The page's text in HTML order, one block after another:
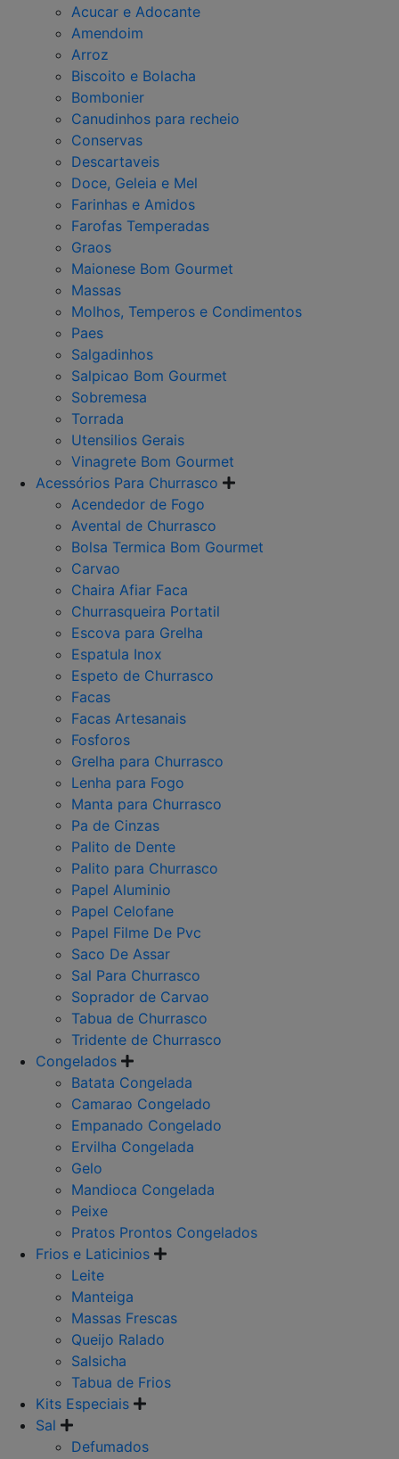
Acucar e Adocante
Amendoim
Arroz
Biscoito e Bolacha
Bombonier
Canudinhos para recheio
Conservas
Descartaveis
Doce, Geleia e Mel
Farinhas e Amidos
Farofas Temperadas
Graos
Maionese Bom Gourmet
Massas
Molhos, Temperos e Condimentos
Paes
Salgadinhos
Salpicao Bom Gourmet
Sobremesa
Torrada
Utensilios Gerais
Vinagrete Bom Gourmet
Acessórios Para Churrasco
Acendedor de Fogo
Avental de Churrasco
Bolsa Termica Bom Gourmet
Carvao
Chaira Afiar Faca
Churrasqueira Portatil
Escova para Grelha
Espatula Inox
Espeto de Churrasco
Facas
Facas Artesanais
Fosforos
Grelha para Churrasco
Lenha para Fogo
Manta para Churrasco
Pa de Cinzas
Palito de Dente
Palito para Churrasco
Papel Aluminio
Papel Celofane
Papel Filme De Pvc
Saco De Assar
Sal Para Churrasco
Soprador de Carvao
Tabua de Churrasco
Tridente de Churrasco
Congelados
Batata Congelada
Camarao Congelado
Empanado Congelado
Ervilha Congelada
Gelo
Mandioca Congelada
Peixe
Pratos Prontos Congelados
Frios e Laticinios
Leite
Manteiga
Massas Frescas
Queijo Ralado
Salsicha
Tabua de Frios
Kits Especiais
Sal
Defumados